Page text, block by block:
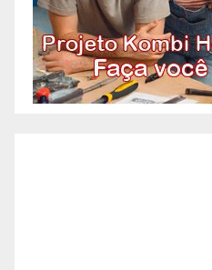
pedreiros se especializaram em
algumas etapas específicas da
construção. A necessidade de
agilidade